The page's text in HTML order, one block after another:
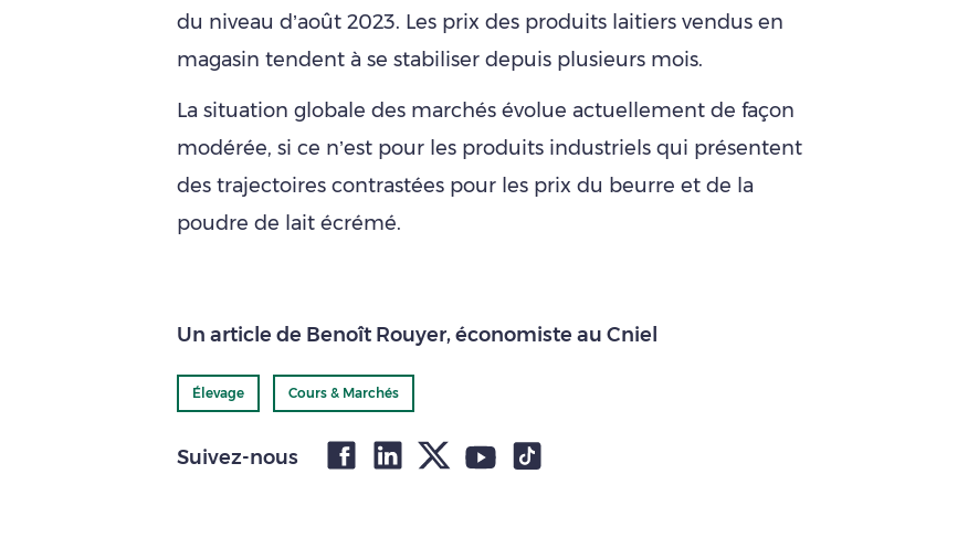
du niveau d’août 2023. Les prix des produits laitiers vendus en
magasin tendent à se stabiliser depuis plusieurs mois.
La situation globale des marchés évolue actuellement de façon
modérée, si ce n’est pour les produits industriels qui présentent
des trajectoires contrastées pour les prix du beurre et de la
poudre de lait écrémé.
Un article de Benoît Rouyer, économiste au Cniel
Élevage Cours & Marchés
Suivez-nous